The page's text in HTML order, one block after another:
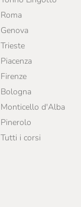
Roma
Genova
Trieste
Piacenza
Firenze
Bologna
Monticello d'Alba
Pinerolo
Tutti i corsi